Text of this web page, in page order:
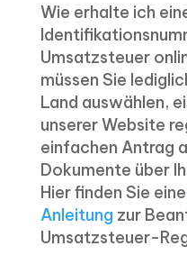
Wie erhalte ich
Umsatzsteuer
müssen Sie
Land auswählen,
unserer Website
einfachen Antrag
Dokumente über
Hier finden Sie eine
Anleitung zur
Umsatzsteuer-